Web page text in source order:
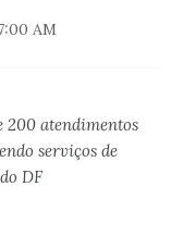
AM
200 atendimentos
serviços de
DF